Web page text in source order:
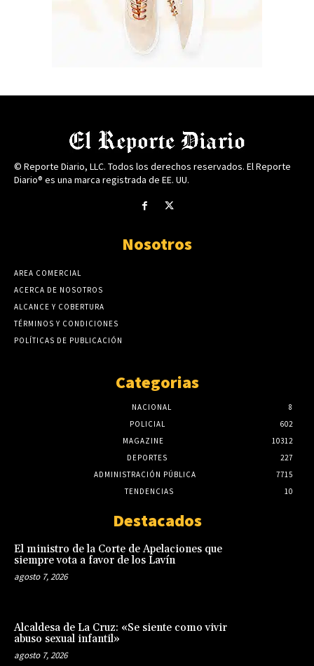
© Reporte Diario, LLC. Todos los derechos reservados. El Reporte
Diario® es una marca registrada de EE. UU.
Nosotros
AREA COMERCIAL
ACERCA DE NOSOTROS
ALCANCE Y COBERTURA
TÉRMINOS Y CONDICIONES
POLÍTICAS DE PUBLICACIÓN
Categorias
NACIONAL
8
POLICIAL
602
MAGAZINE
10312
DEPORTES
227
ADMINISTRACIÓN PÚBLICA
7715
TENDENCIAS
10
Destacados
El ministro de la Corte de Apelaciones que
siempre vota a favor de los Lavín
agosto 7, 2026
Alcaldesa de La Cruz: «Se siente como vivir
abuso sexual infantil»
agosto 7, 2026